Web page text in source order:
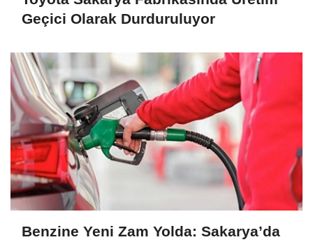
Geçici Olarak Durduruluyor
Benzine Yeni Zam Yolda: Sakarya’da